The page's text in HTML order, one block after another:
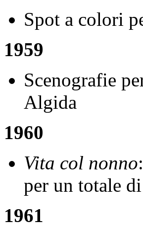
Spot a colori
1959
Scenografie
Algida
1960
Vita col nonno
per un totale
1961